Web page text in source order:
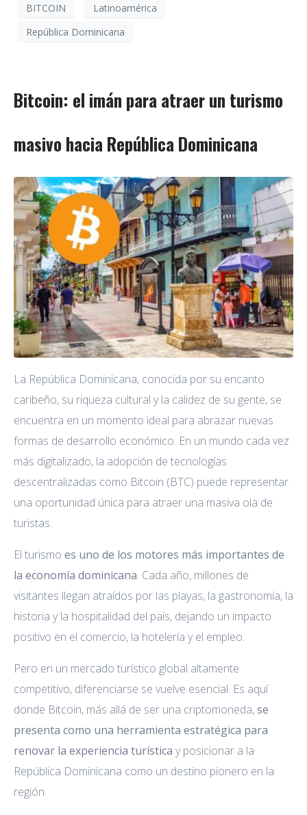
BITCOIN
Latinoamérica
República Dominicana
Bitcoin: el imán para atraer un turismo
masivo hacia República Dominicana
La República Dominicana, conocida por su encanto
caribeño, su riqueza cultural y la calidez de su gente, se
encuentra en un momento ideal para abrazar nuevas
formas de desarrollo económico. En un mundo cada vez
más digitalizado, la adopción de tecnologías
descentralizadas como Bitcoin (BTC) puede representar
una oportunidad única para atraer una masiva ola de
turistas.
El turismo es uno de los motores más importantes de
la economía dominicana. Cada año, millones de
visitantes llegan atraídos por las playas, la gastronomía, la
historia y la hospitalidad del país, dejando un impacto
positivo en el comercio, la hotelería y el empleo.
Pero en un mercado turístico global altamente
competitivo, diferenciarse se vuelve esencial. Es aquí
donde Bitcoin, más allá de ser una criptomoneda,se
presenta como una herramienta estratégica para
renovar la experiencia turística y posicionar a la
República Dominicana como un destino pionero en la
región.